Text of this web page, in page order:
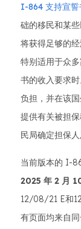
I-864 支持宣誓
础的移民和某
将获得足够的
特别适用于众
书的收入要求
负担，并在该
提供有关被担
民局确定担保
当前版本的 I-
2025 年 2 月
12/08/21 E和
有页面均来自